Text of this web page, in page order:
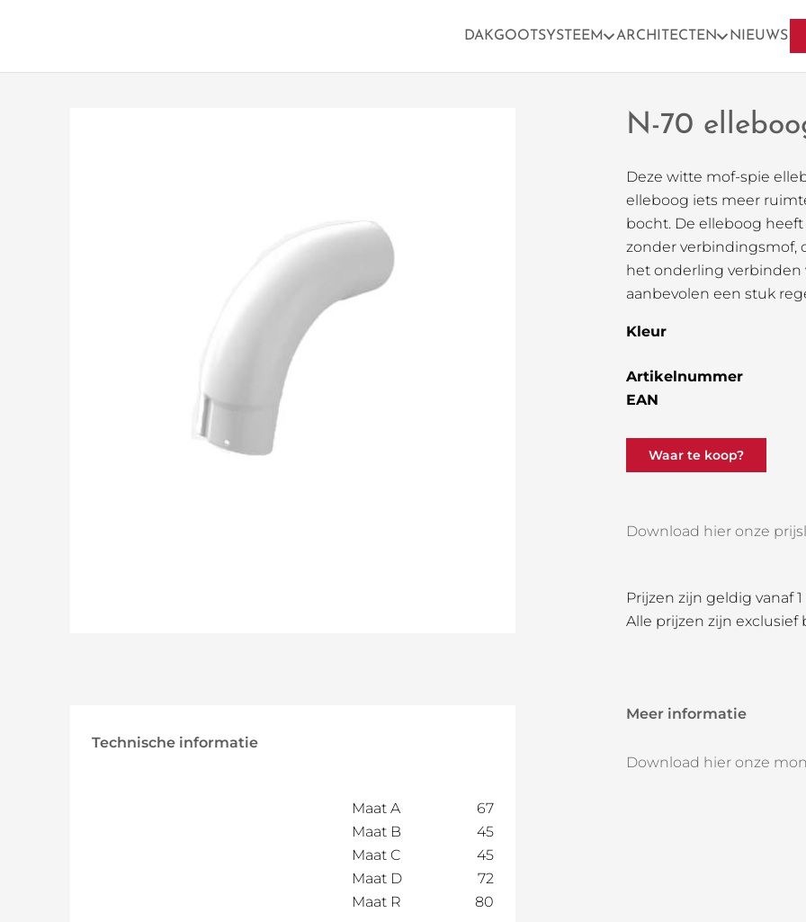
DAKGOOTSYSTEEM ARCHITECTEN NIEUWS
N-70
Deze witte mof-spie
elleboog iets meer
bocht. De elleboog heeft
zonder verbindingsmof,
het onderling
aanbevolen een stuk
Kleur
Artikelnummer
EAN
Waar te koop?
Download hier onze
Prijzen zijn geldig vanaf
Alle prijzen zijn exclusief
Technische informatie
Maat A
67
Maat B
45
Maat C
45
Maat D
72
Maat R
80
Meer informatie
Download hier onze